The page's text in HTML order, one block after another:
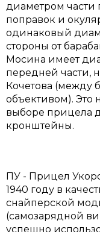
диаметром
поправок и
одинаковый
стороны от
Мосина имеет
передней части,
Кочетова (между
объективом). Это
выборе прицела
кронштейны.
ПУ - Прицел
1940 году в
снайперской
(самозарядной
успешно